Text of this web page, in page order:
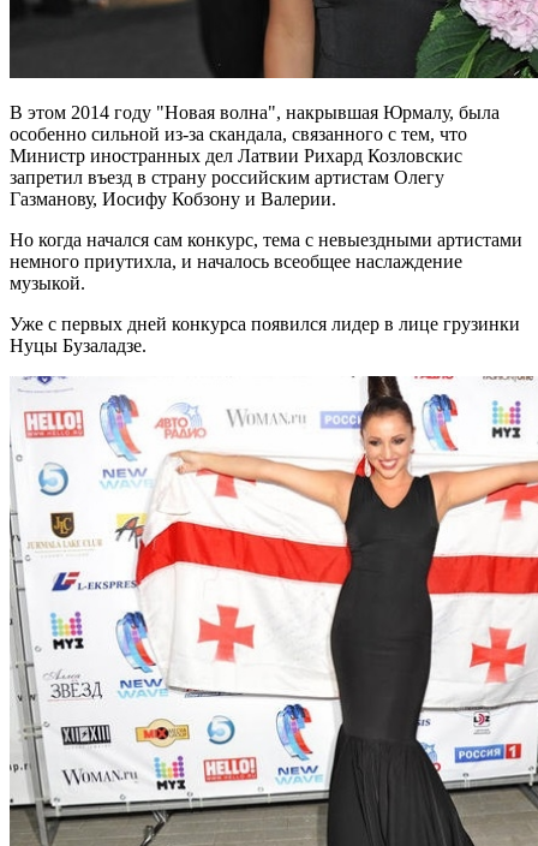
В этом 2014 году "Новая волна", накрывшая Юрмалу, была
особенно сильной из-за скандала, связанного с тем, что
Министр иностранных дел Латвии Рихард Козловскис
запретил въезд в страну российским артистам Олегу
Газманову, Иосифу Кобзону и Валерии.
Но когда начался сам конкурс, тема с невыездными артистами
немного приутихла, и началось всеобщее наслаждение
музыкой.
Уже с первых дней конкурса появился лидер в лице грузинки
Нуцы Бузаладзе.